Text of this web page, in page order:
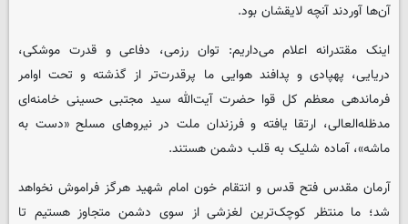
آن‌ها آوردند آنچه لایقشان بود.
اینک مقتدرانه اعلام می‌داریم: توان رزمی، دفاعی و قدرت موشکی،
دریایی، پهپادی و پدافند هوایی ما پرقدرت‌تر از گذشته و تحت اوامر
فرماندهی معظم کل قوا حضرت آیت‌الله ‌سید مجتبی حسینی خامنه‌ای
مدظله‌العالی، ارتقا یافته و فرزندان ملت در نیروهای مسلح «دست به
ماشه»، آماده شلیک به قلب دشمن هستند.
آرمان مقدس فتح قدس و انتقام خون امام شهید هرگز فراموش نخواهد
شد؛ ما منتظر کوچک‌ترین لغزشی از سوی دشمن متجاوز هستیم تا